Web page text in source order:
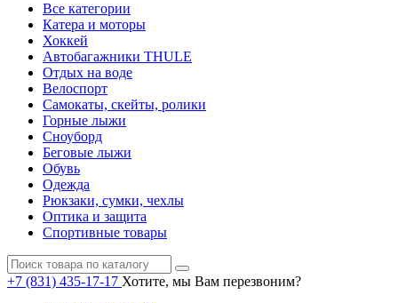
Все категории
Катера и моторы
Хоккей
Автобагажники THULE
Отдых на воде
Велоспорт
Самокаты, скейты, ролики
Горные лыжи
Сноуборд
Беговые лыжи
Обувь
Одежда
Рюкзаки, сумки, чехлы
Оптика и защита
Спортивные товары
+7 (831) 435-17-17 Хотите, мы Вам перезвоним?